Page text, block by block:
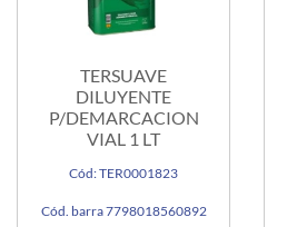
TERSUAVE
DILUYENTE
P/DEMARCACION
VIAL 1 LT
Cód: TER0001823
Cód. barra 7798018560892